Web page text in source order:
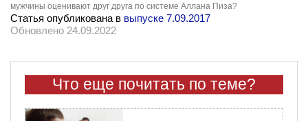
мужчины оценивают друг друга по системе Аллана Пиза?
Статья опубликована в выпуске 7.09.2017
Обновлено 24.09.2022
Что еще почитать по теме?